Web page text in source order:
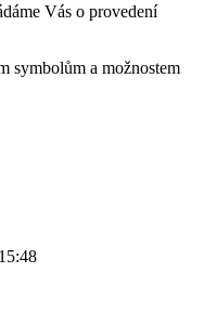
Vás o provedení
symbolům a možnostem